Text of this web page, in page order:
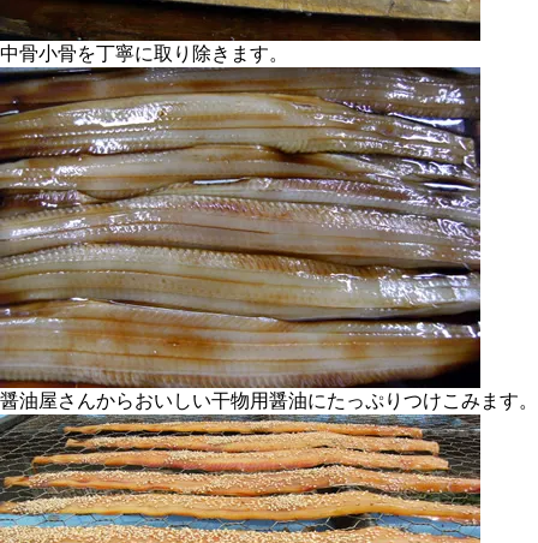
中骨小骨を丁寧に取り除きます。
醤油屋さんからおいしい干物用醤油にたっぷりつけこみます。